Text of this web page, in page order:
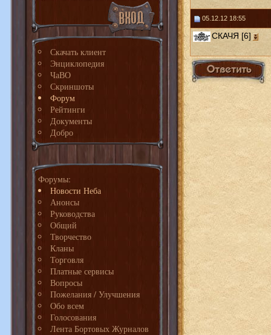
Скачать клиент
Энциклопедия
ЧаВО
Скриншоты
Форум
Рейтинги
Документы
Добро
Форумы:
Новости Неба
Анонсы
Руководства
Общий
Творчество
Кланы
Торговля
Платные сервисы
Вопросы
Пожелания / Улучшения
Обо всем
Голосования
Лента Бортовых Журналов
05.12.12 18:55
СКАЧЯ [6]